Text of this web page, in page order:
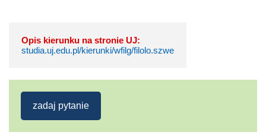
Opis kierunku na stronie UJ:
studia.uj.edu.pl/kierunki/wfilg/filolo.szwe
zadaj pytanie